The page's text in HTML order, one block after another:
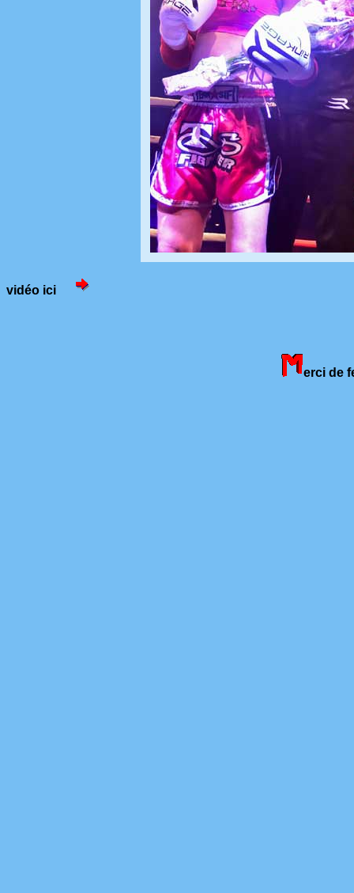
vidéo ici
erci de